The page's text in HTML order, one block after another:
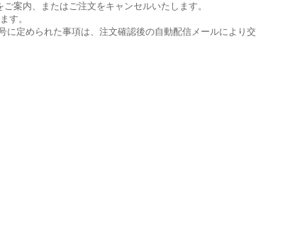
案内、またはご注文をキャンセルいたします。
す。
定められた事項は、注文確認後の自動配信メールにより交